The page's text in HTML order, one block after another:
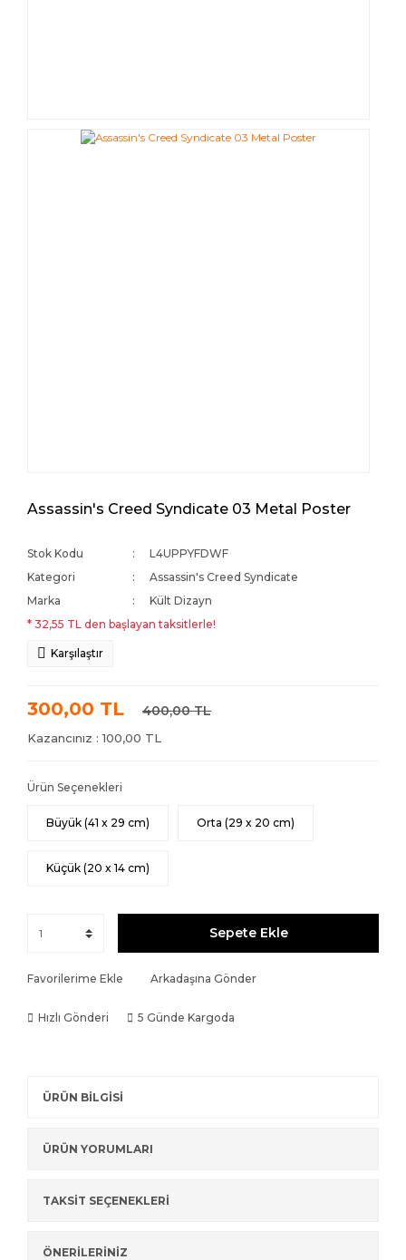
Assassin's Creed Syndicate 03 Metal Poster
Stok Kodu
L4UPPYFDWF
Kategori
Assassin's Creed Syndicate
Marka
Kült Dizayn
* 32,55 TL den başlayan taksitlerle!
Karşılaştır
300,00 TL 400,00 TL
Kazancınız : 100,00 TL
Ürün Seçenekleri
Büyük (41 x 29 cm) Orta (29 x 20 cm)
Küçük (20 x 14 cm)
Sepete Ekle
Favorilerime Ekle Arkadaşına Gönder
Hızlı Gönderi 5 Günde Kargoda
ÜRÜN BİLGİSİ
ÜRÜN YORUMLARI
TAKSİT SEÇENEKLERİ
ÖNERİLERİNİZ